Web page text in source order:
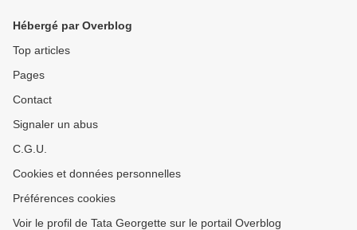
Hébergé par Overblog
Top articles
Pages
Contact
Signaler un abus
C.G.U.
Cookies et données personnelles
Préférences cookies
Voir le profil de Tata Georgette sur le portail Overblog